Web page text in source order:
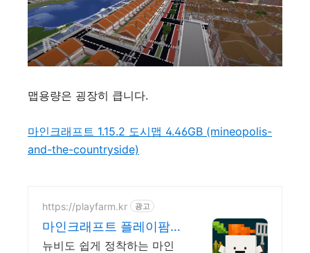
맵용량은 굉장히 큽니다.
마인크래프트 1.15.2 도시맵 4.46GB (mineopolis-
and-the-countryside)
https://playfarm.kr 광고
마인크래프트 플레이팜
서버
뉴비도 쉽게 정착하는 마인